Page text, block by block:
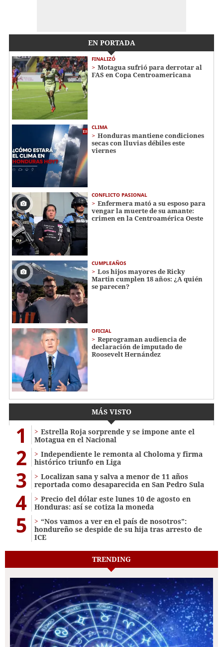
EN PORTADA
FINALIZÓ
Motagua sufrió para derrotar al
FAS en Copa Centroamericana
CLIMA
Honduras mantiene condiciones
secas con lluvias débiles este
viernes
CONFLICTO PASIONAL
Enfermera mató a su esposo para
vengar la muerte de su amante:
crimen en la Centroamérica Oeste
CUMPLEAÑOS
Los hijos mayores de Ricky
Martin cumplen 18 años: ¿A quién
se parecen?
OFICIAL
Reprograman audiencia de
declaración de imputado de
Roosevelt Hernández
MÁS VISTO
1
Estrella Roja sorprende y se impone ante el
Motagua en el Nacional
2
Independiente le remonta al Choloma y firma
histórico triunfo en Liga
3
Localizan sana y salva a menor de 11 años
reportada como desaparecida en San Pedro Sula
4
Precio del dólar este lunes 10 de agosto en
Honduras: así se cotiza la moneda
5
“Nos vamos a ver en el país de nosotros”:
hondureño se despide de su hija tras arresto de
ICE
TRENDING